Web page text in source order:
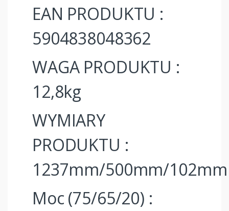
EAN PRODUKTU :
5904838048362
WAGA PRODUKTU :
12,8kg
WYMIARY
PRODUKTU :
1237mm/500mm/102mm
Moc (75/65/20) :